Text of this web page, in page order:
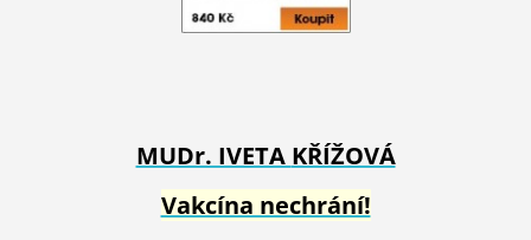
MUDr. IVETA KŘÍŽOVÁ
Vakcína nechrání!